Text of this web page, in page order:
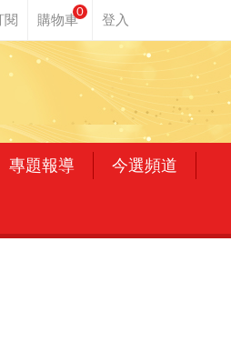
0
專題報導 今選頻道